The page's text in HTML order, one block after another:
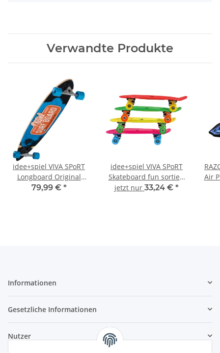
Verwandte Produkte
idee+spiel VIVA SPoRT
Longboard Original
Surfer 731-02292
79,99 € *
idee+spiel VIVA SPoRT
Skateboard fun sortiert
732-00294
jetzt nur 33,24 € *
Air
Informationen
Gesetzliche Informationen
Nutzer